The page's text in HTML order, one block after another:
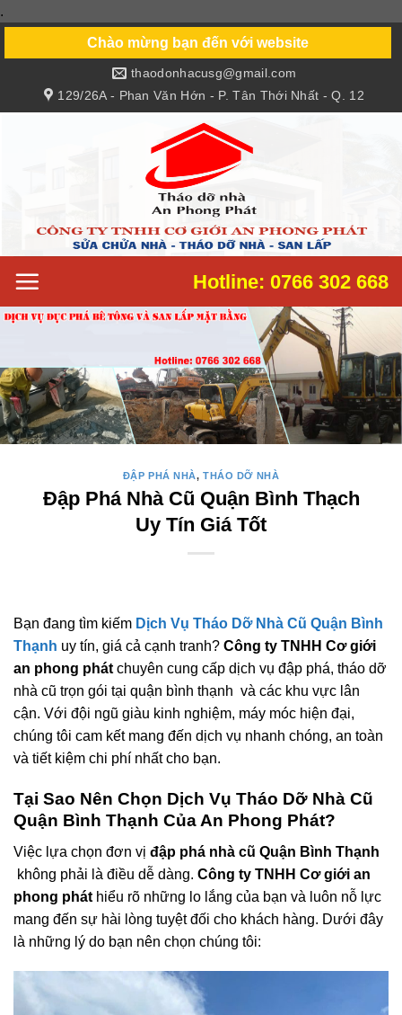
.
content
Chào mừng bạn đến với website
129/26A - Phan Văn Hớn - P. Tân Thới Nhất - Q. 12
thaodonhacusg@gmail.com
Hotline: 0766 302 668
ĐẬP PHÁ NHÀ,THÁO DỠ NHÀ
Đập Phá Nhà Cũ Quận Bình Thạch
Uy Tín Giá Tốt
Bạn đang tìm kiếm Dịch Vụ Tháo Dỡ Nhà Cũ Quận Bình
Thạnh uy tín, giá cả cạnh tranh? Công ty TNHH Cơ giới
an phong phátchuyên cung cấp dịch vụ đập phá, tháo dỡ
nhà cũ trọn gói tại quận bình thạnh và các khu vực lân
cận. Với đội ngũ giàu kinh nghiệm, máy móc hiện đại,
chúng tôi cam kết mang đến dịch vụ nhanh chóng, an toàn
và tiết kiệm chi phí nhất cho bạn.
Tại Sao Nên Chọn Dịch Vụ Tháo Dỡ Nhà Cũ
Quận Bình Thạnh Của An Phong Phát?
Việc lựa chọn đơn vị đập phá nhà cũ Quận Bình Thạnh
không phải là điều dễ dàng. Công ty TNHH Cơ giới an
phong phát hiểu rõ những lo lắng của bạn và luôn nỗ lực
mang đến sự hài lòng tuyệt đối cho khách hàng. Dưới đây
là những lý do bạn nên chọn chúng tôi: